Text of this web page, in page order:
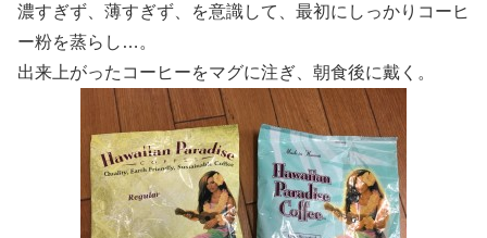
濃すぎず、薄すぎず、を意識して、最初にしっかりコーヒ
ー粉を蒸らし…。
出来上がったコーヒーをマグに注ぎ、朝食後に戴く。